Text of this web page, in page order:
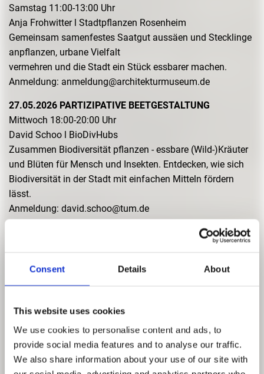
Consent Details About
This website uses cookies
We use cookies to personalise content and ads, to
provide social media features and to analyse our traffic.
We also share information about your use of our site with
Samstag 11:00-13:00 Uhr
Anja Frohwitter l Stadtpflanzen Rosenheim
Gemeinsam samenfestes Saatgut aussäen und Stecklinge
anpflanzen, urbane Vielfalt
vermehren und die Stadt ein Stück essbarer machen.
Anmeldung: anmeldung@architekturmuseum.de
27.05.2026 PARTIZIPATIVE BEETGESTALTUNG
Mittwoch 18:00-20:00 Uhr
David Schoo l BioDivHubs
Zusammen Biodiversität pflanzen - essbare (Wild-)Kräuter
und Blüten für Mensch und Insekten. Entdecken, wie sich
Biodiversität in der Stadt mit einfachen Mitteln fördern
lässt.
Anmeldung: david.schoo@tum.de
– mit allem, was die kleinen Schusser so draufhaben. Es
viele überraschende Einblicke in Anbau, Küche und
Alltagstauglichkeit.
Anmeldung: a.ring@muenchner-ernaehrungsrat@de